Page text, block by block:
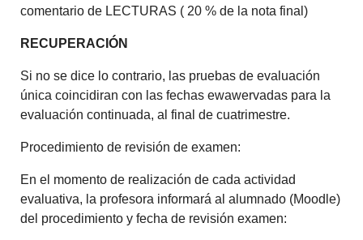
comentario de LECTURAS ( 20 % de la nota final)
RECUPERACIÓN
Si no se dice lo contrario, las pruebas de evaluación
única coincidiran con las fechas ewawervadas para la
evaluación continuada, al final de cuatrimestre.
Procedimiento de revisión de examen:
En el momento de realización de cada actividad
evaluativa, la profesora informará al alumnado (Moodle)
del procedimiento y fecha de revisión examen: